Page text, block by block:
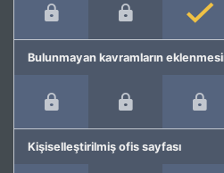
Bulunmayan kavramların
Kişiselleştirilmiş ofis sayfası